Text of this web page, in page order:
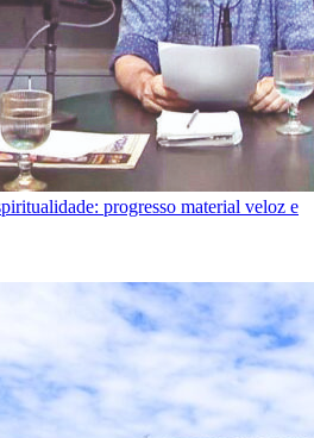
progresso material veloz e